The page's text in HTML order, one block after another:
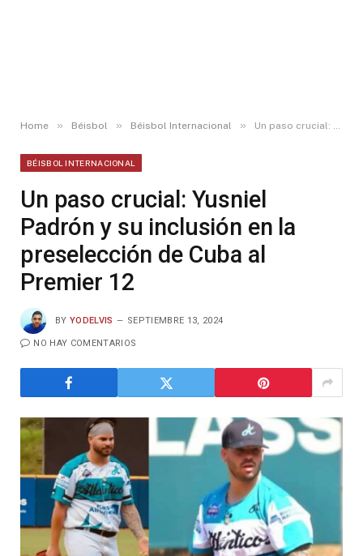
Home » Béisbol » Béisbol Internacional » Un paso crucial: Yusniel Padrón y su inclusión en la preselección de Cuba al Premier 12
BÉISBOL INTERNACIONAL
Un paso crucial: Yusniel
Padrón y su inclusión en la
preselección de Cuba al
Premier 12
BY YODELVIS SEPTIEMBRE 13, 2024
NO HAY COMENTARIOS